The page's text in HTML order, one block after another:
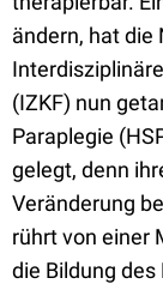
ändern, hat die
(IZKF) nun
Paraplegie
gelegt, denn
Veränderung
rührt von einer
die Bildung